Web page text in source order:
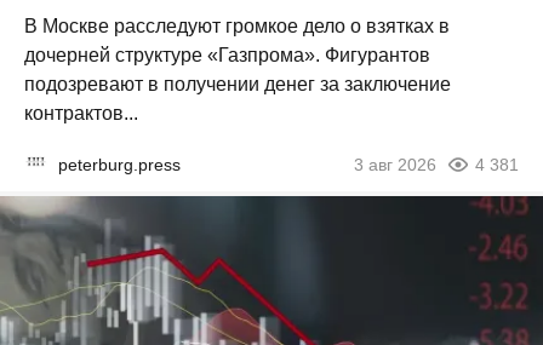
В Москве расследуют громкое дело о взятках в
дочерней структуре «Газпрома». Фигурантов
подозревают в получении денег за заключение
контрактов...
peterburg.press 3 авг 2026 4 381